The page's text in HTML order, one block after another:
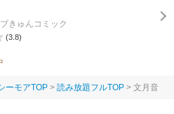
きゅんコミック
(3.8)
ーモアTOP 読み放題フルTOP 文月音